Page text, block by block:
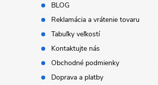
BLOG
Reklamácia a vrátenie tovaru
Tabuľky veľkostí
Kontaktujte nás
Obchodné podmienky
Doprava a platby